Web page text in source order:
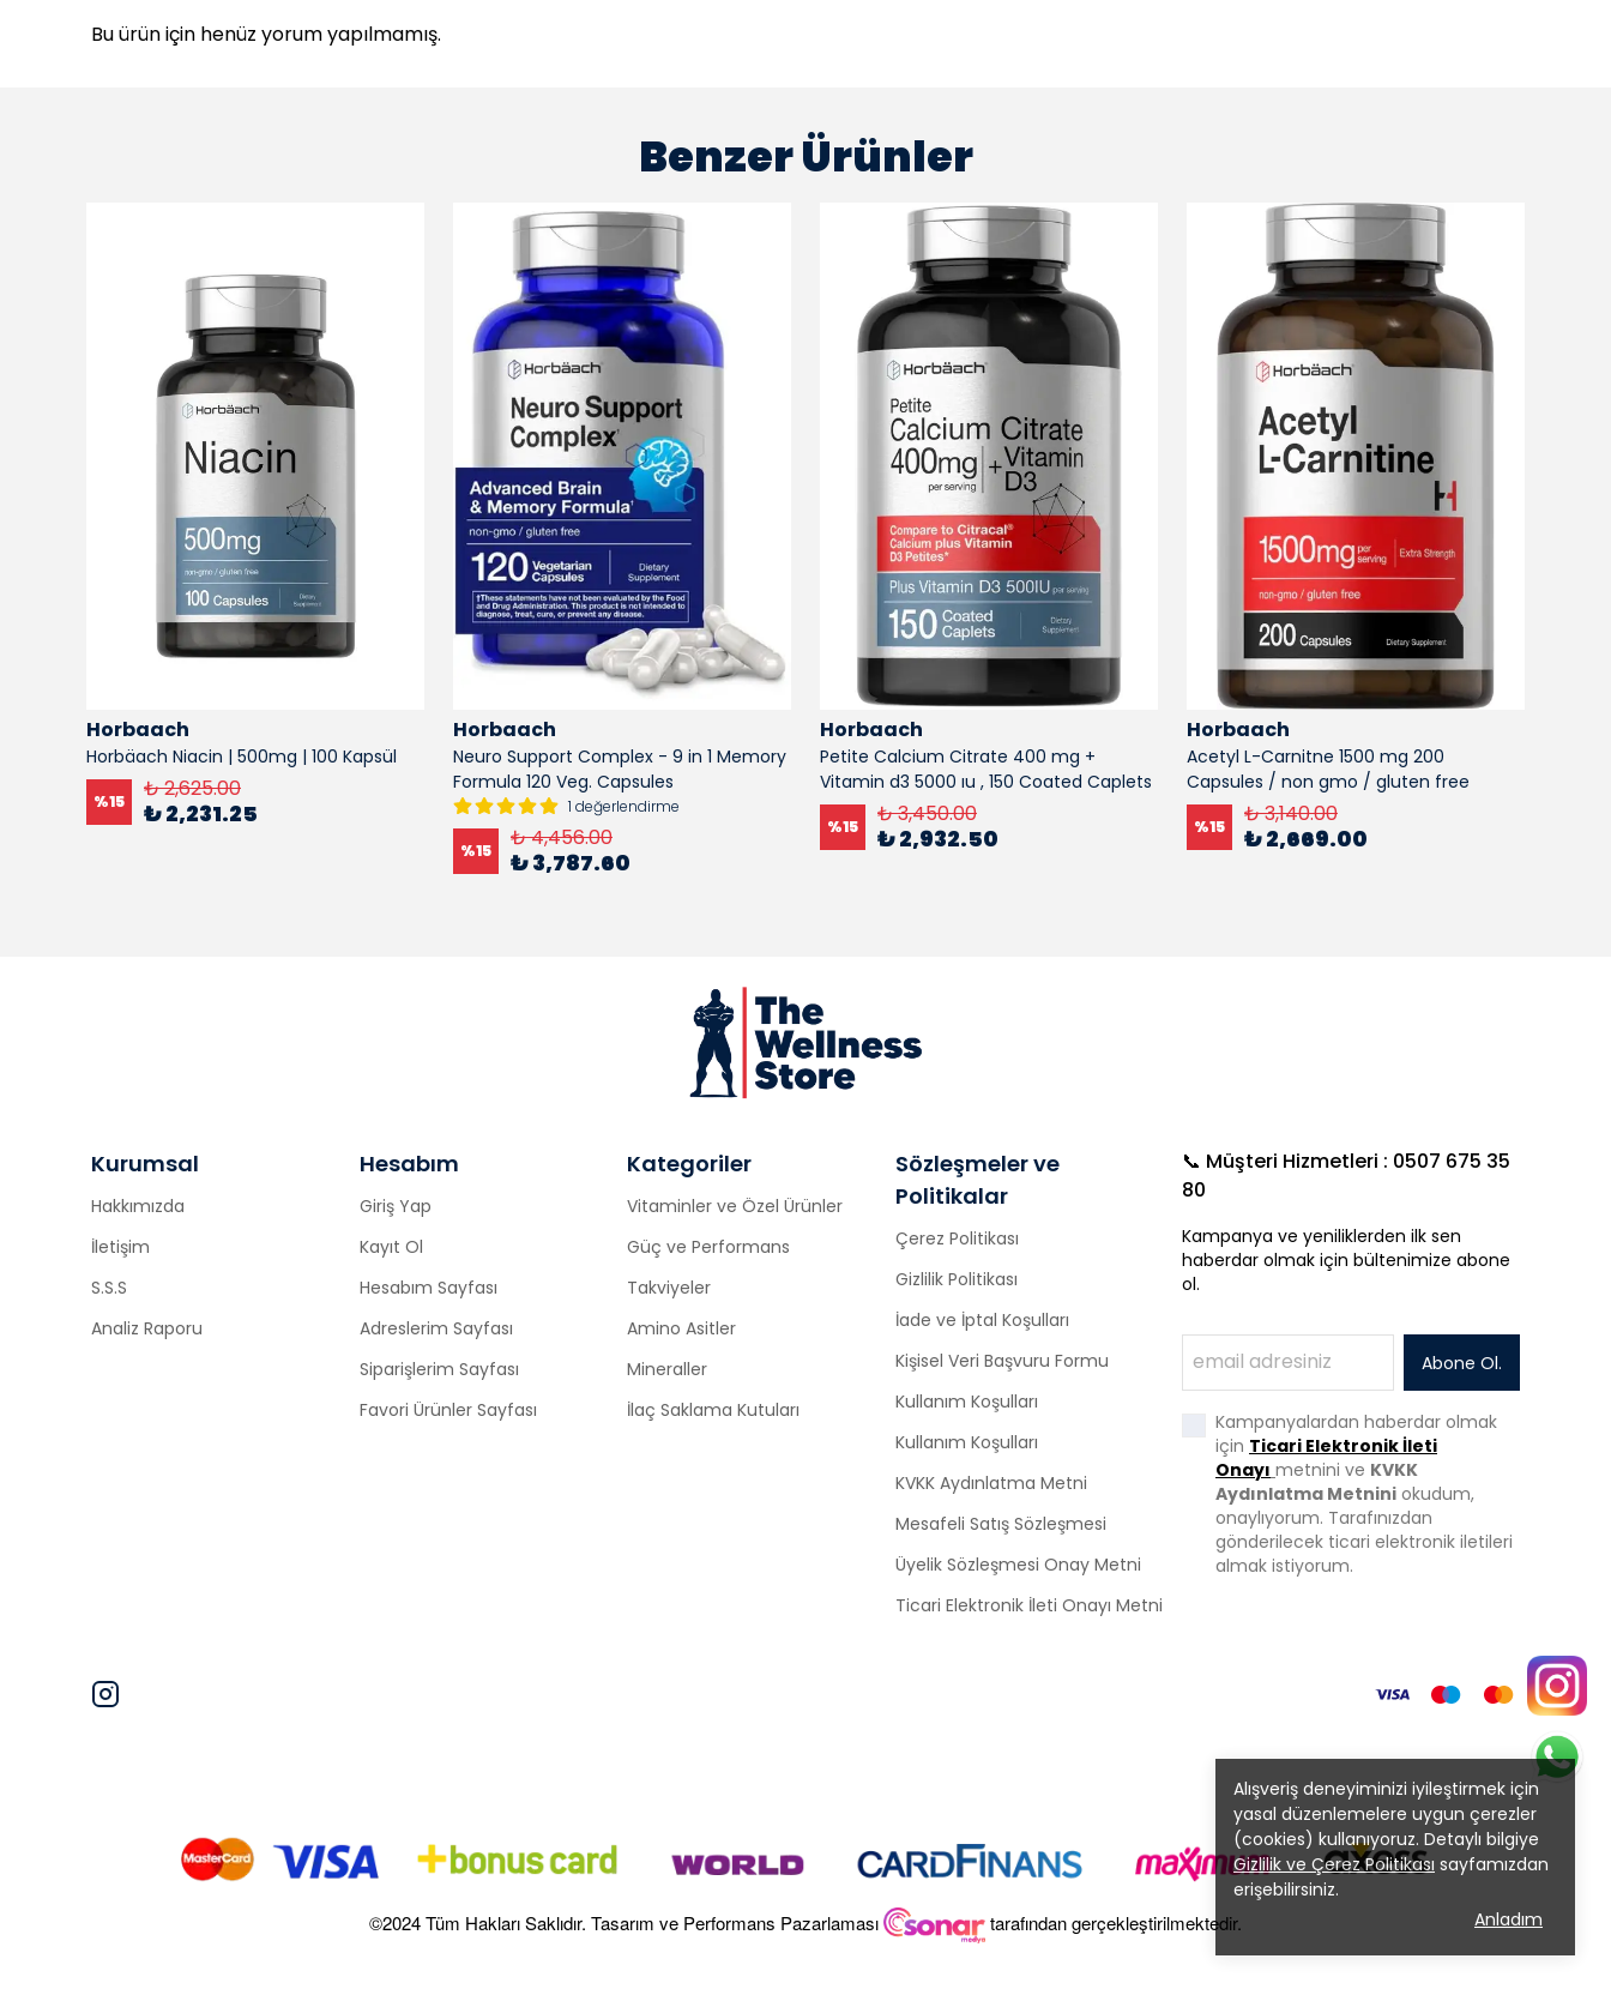
Alışveriş deneyiminizi iyileştirmek için
yasal düzenlemelere uygun çerezler
(cookies) kullanıyoruz. Detaylı bilgiye
Gizlilik ve Çerez Politikası sayfamızdan
erişebilirsiniz.
Anladım
Bu ürün için henüz yorum yapılmamış.
Benzer Ürünler
Horbaach
Horbäach Niacin | 500mg | 100 Kapsül
%15 ₺ 2,625.00
₺ 2,231.25
Horbaach
Neuro Support Complex - 9 in 1 Memory
Formula 120 Veg. Capsules
1 değerlendirme
%15 ₺ 4,456.00
₺ 3,787.60
Horbaach
Petite Calcium Citrate 400 mg +
Vitamin d3 5000 ıu , 150 Coated Caplets
%15 ₺ 3,450.00
₺ 2,932.50
Horbaach
Acetyl L-Carnitne 1500 mg 200
Capsules / non gmo / gluten free
%15 ₺ 3,140.00
₺ 2,669.00
Kurumsal
Hakkımızda
İletişim
S.S.S
Analiz Raporu
Hesabım
Giriş Yap
Kayıt Ol
Hesabım Sayfası
Adreslerim Sayfası
Siparişlerim Sayfası
Favori Ürünler Sayfası
Kategoriler
Vitaminler ve Özel Ürünler
Güç ve Performans
Takviyeler
Amino Asitler
Mineraller
İlaç Saklama Kutuları
Sözleşmeler ve
Politikalar
Çerez Politikası
Gizlilik Politikası
İade ve İptal Koşulları
Kişisel Veri Başvuru Formu
Kullanım Koşulları
Kullanım Koşulları
KVKK Aydınlatma Metni
Mesafeli Satış Sözleşmesi
Üyelik Sözleşmesi Onay Metni
Ticari Elektronik İleti Onayı Metni
📞 Müşteri Hizmetleri : 0507 675 35
80
Kampanya ve yeniliklerden ilk sen
haberdar olmak için bültenimize abone
ol.
Abone Ol.
Kampanyalardan haberdar olmak
için Ticari Elektronik İleti
Onayı metnini ve KVKK
Aydınlatma Metnini okudum,
onaylıyorum. Tarafınızdan
gönderilecek ticari elektronik iletileri
almak istiyorum.
©2024 Tüm Hakları Saklıdır. Tasarım ve Performans Pazarlaması tarafından gerçekleştirilmektedir.